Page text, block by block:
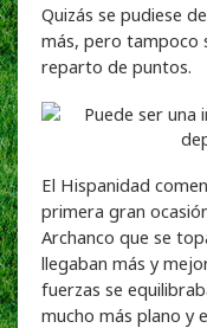
Quizás se pudiese
más, pero tampoco
reparto de puntos.
El Hispanidad
primera gran
Archanco que se
llegaban más y
fuerzas se
mucho más plano y